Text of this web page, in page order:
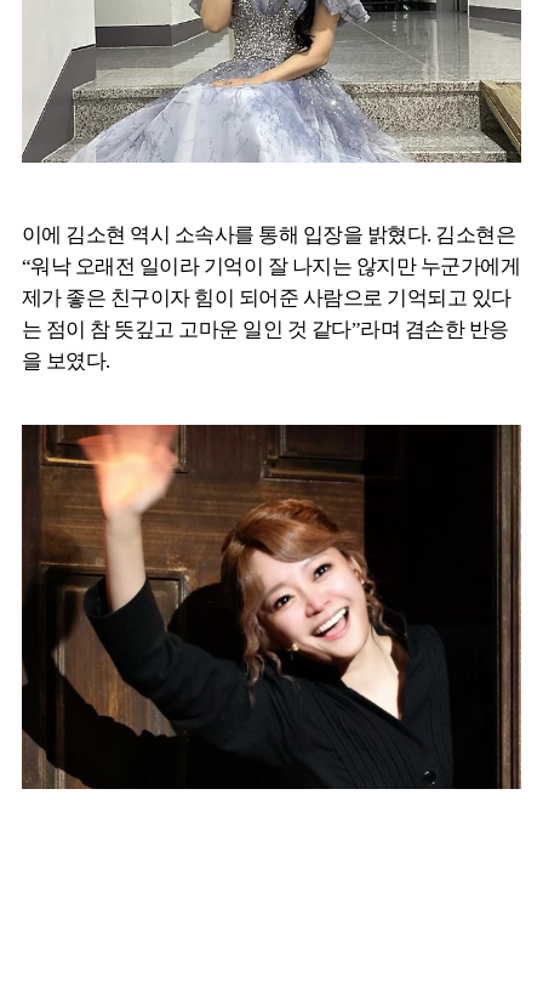
이에 김소현 역시 소속사를 통해 입장을 밝혔다. 김소현은
“워낙 오래전 일이라 기억이 잘 나지는 않지만 누군가에게
제가 좋은 친구이자 힘이 되어준 사람으로 기억되고 있다
는 점이 참 뜻깊고 고마운 일인 것 같다”라며 겸손한 반응
을 보였다.